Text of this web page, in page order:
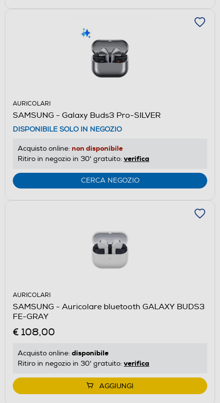
AURICOLARI
SAMSUNG - Galaxy Buds3 Pro-SILVER
DISPONIBILE SOLO IN NEGOZIO
Acquisto online: non disponibile
Ritiro in negozio in 30' gratuito: verifica
CERCA NEGOZIO
AURICOLARI
SAMSUNG - Auricolare bluetooth GALAXY BUDS3
FE-GRAY
€ 108,00
Acquisto online: disponibile
Ritiro in negozio in 30' gratuito: verifica
AGGIUNGI